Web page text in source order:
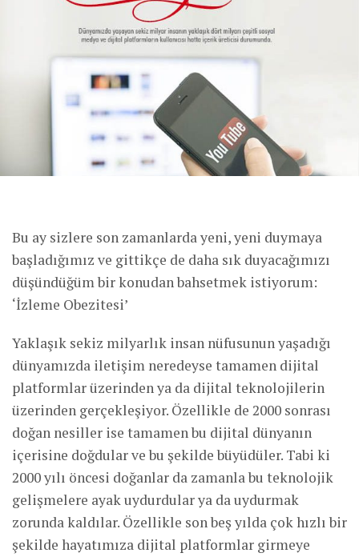
Bu ay sizlere son zamanlarda yeni, yeni duymaya
başladığımız ve gittikçe de daha sık duyacağımızı
düşündüğüm bir konudan bahsetmek istiyorum:
‘İzleme Obezitesi’
Yaklaşık sekiz milyarlık insan nüfusunun yaşadığı
dünyamızda iletişim neredeyse tamamen dijital
platformlar üzerinden ya da dijital teknolojilerin
üzerinden gerçekleşiyor. Özellikle de 2000 sonrası
doğan nesiller ise tamamen bu dijital dünyanın
içerisine doğdular ve bu şekilde büyüdüler. Tabi ki
2000 yılı öncesi doğanlar da zamanla bu teknolojik
gelişmelere ayak uydurdular ya da uydurmak
zorunda kaldılar. Özellikle son beş yılda çok hızlı bir
şekilde hayatımıza dijital platformlar girmeye